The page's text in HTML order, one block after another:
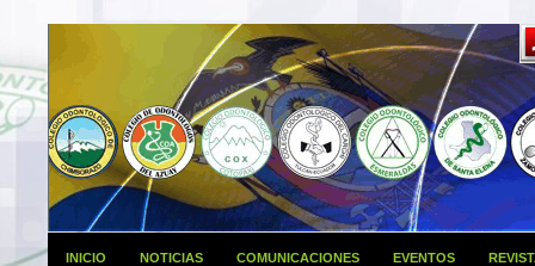
INICIO NOTICIAS COMUNICACIONES EVENTOS